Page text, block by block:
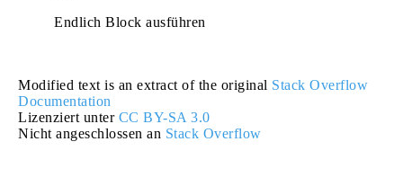
Endlich Block ausführen
Modified text is an extract of the original Stack Overflow
Documentation
Lizenziert unter CC BY-SA 3.0
Nicht angeschlossen an Stack Overflow